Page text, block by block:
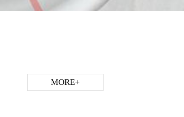
MORE+